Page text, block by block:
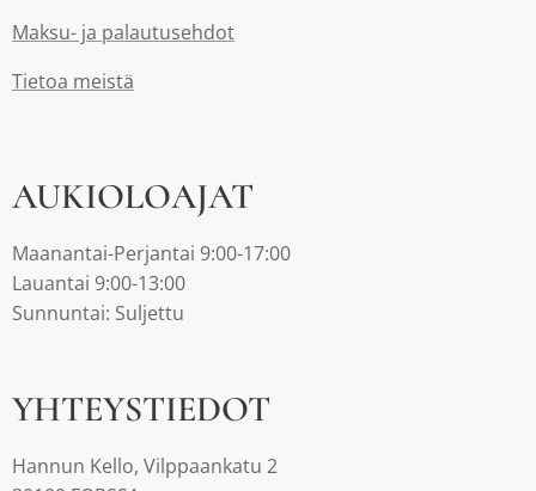
Maksu- ja palautusehdot
Tietoa meistä
AUKIOLOAJAT
Maanantai-Perjantai 9:00-17:00
Lauantai 9:00-13:00
Sunnuntai: Suljettu
YHTEYSTIEDOT
Hannun Kello, Vilppaankatu 2